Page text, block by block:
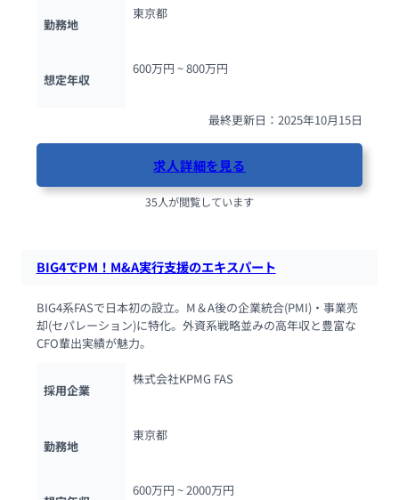
勤務地
東京都
想定年収
600万円 ~ 800万円
最終更新日：2025年10月15日
求人詳細を見る
35人が閲覧しています
BIG4でPM！M&A実行支援のエキスパート
BIG4系FASで日本初の設立。M＆A後の企業統合(PMI)・事業売
却(セパレーション)に特化。外資系戦略並みの高年収と豊富な
CFO輩出実績が魅力。
採用企業
株式会社KPMG FAS
勤務地
東京都
600万円 ~ 2000万円